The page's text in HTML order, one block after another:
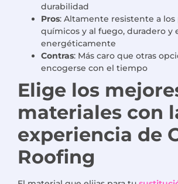
durabilidad
Pros: Altamente resistente a
químicos y al fuego, duradero y
energéticamente
Contras: Más caro que otras
encogerse con el tiempo
Elige los
materiales con
experiencia de
Roofing